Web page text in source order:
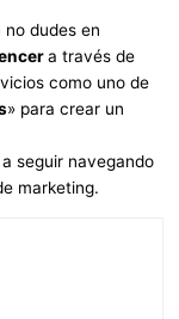
no dudes en
a través de
como uno de
» para crear un
seguir navegando
marketing.